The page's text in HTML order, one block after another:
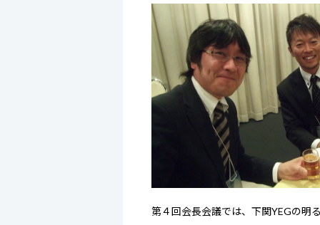
第４回会長会議では、下関YEGの明